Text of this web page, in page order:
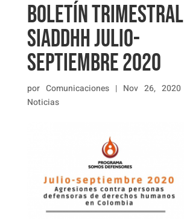
Boletín trimestral
SIADDHH julio-
septiembre 2020
por Comunicaciones| Nov 26, 2020
Noticias